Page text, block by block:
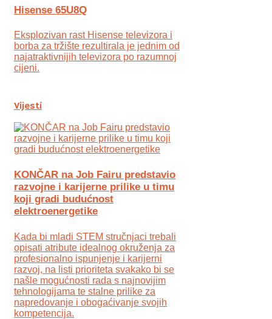
Hisense 65U8Q
Eksplozivan rast Hisense televizora i
borba za tržište rezultirala je jednim od
najatraktivnijih televizora po razumnoj
cijeni.
Vijesti
KONČAR na Job Fairu predstavio
razvojne i karijerne prilike u timu
koji gradi budućnost
elektroenergetike
Kada bi mladi STEM stručnjaci trebali
opisati atribute idealnog okruženja za
profesionalno ispunjenje i karijerni
razvoj, na listi prioriteta svakako bi se
našle mogućnosti rada s najnovijim
tehnologijama te stalne prilike za
napredovanje i obogaćivanje svojih
kompetencija.